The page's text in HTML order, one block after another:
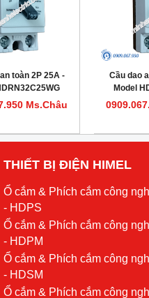
toàn 2P 25A -
Ms.Châu
Cầu dao
Model
THIẾT BỊ ĐIỆN HIMEL
Ổ cắm & Phích cắm công
- HDPS
Ổ cắm & Phích cắm công
- HDPM
Ổ cắm & Phích cắm công
- HDSM
Ổ cắm & Phích cắm công